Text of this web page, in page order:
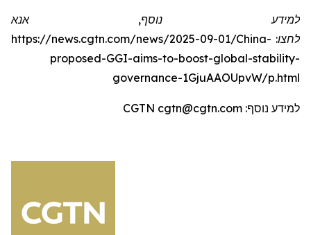
למידע נוסף, אנא
לחצו: https://news.cgtn.com/news/2025-09-01/China-
proposed-GGI-aims-to-boost-global-stability-
governance-1GjuAAOUpvW/p.html
למידע נוסף: CGTN cgtn@cgtn.com